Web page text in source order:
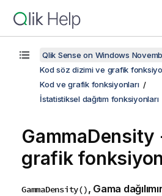
Qlik Sense on Windows
Kod söz dizimi ve grafik
Kod ve grafik fonksiyonları
İstatistiksel dağıtım fonksiyonları
GammaDensity
grafik
GammaDensity(), Gama